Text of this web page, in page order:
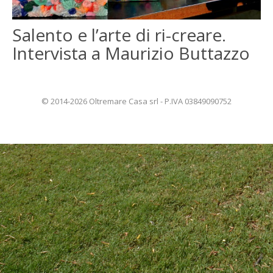
FRANÇAIS
Salento e l’arte di ri-creare.
Intervista a Maurizio Buttazzo
© 2014-2026 Oltremare Casa srl - P.IVA 03849090752